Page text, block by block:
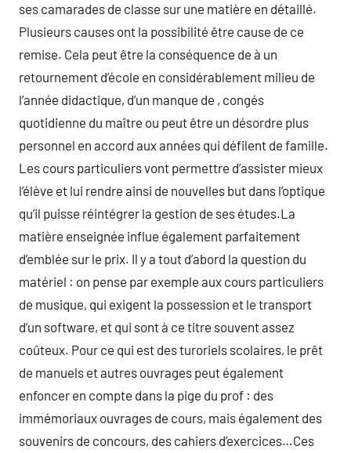
ses camarades de classe sur une matière en détaillé.
Plusieurs causes ont la possibilité être cause de ce
remise. Cela peut être la conséquence de à un
retournement d’école en considérablement milieu de
l’année didactique, d’un manque de , congés
quotidienne du maître ou peut être un désordre plus
personnel en accord aux années qui défilent de famille.
Les cours particuliers vont permettre d’assister mieux
l’élève et lui rendre ainsi de nouvelles but dans l’optique
qu’il puisse réintégrer la gestion de ses études.La
matière enseignée influe également parfaitement
d’emblée sur le prix. Il y a tout d’abord la question du
matériel : on pense par exemple aux cours particuliers
de musique, qui exigent la possession et le transport
d’un software, et qui sont à ce titre souvent assez
coûteux. Pour ce qui est des turoriels scolaires, le prêt
de manuels et autres ouvrages peut également
enfoncer en compte dans la pige du prof : des
immémoriaux ouvrages de cours, mais également des
souvenirs de concours, des cahiers d’exercices…Ces